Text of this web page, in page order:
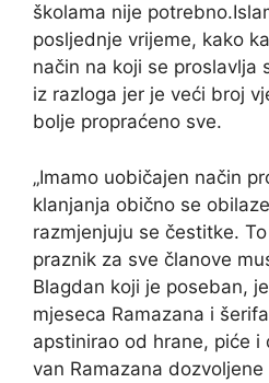
školama nije
posljednje vrijeme, kako
način na koji se proslavlja
iz razloga jer je veći broj
bolje propraćeno sve.
„Imamo uobičajen način
klanjanja obično se
razmjenjuju se čestitke.
praznik za sve članove
Blagdan koji je poseban,
mjeseca Ramazana i
apstinirao od hrane, piće i
van Ramazana